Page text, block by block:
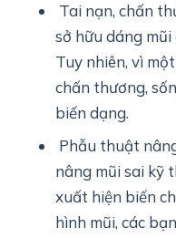
Tai nạn, chấn
sở hữu dáng
Tuy nhiên, vì
chấn thương,
biến dạng.
Phẫu thuật
nâng mũi sai kỹ
xuất hiện biến
hình mũi, các